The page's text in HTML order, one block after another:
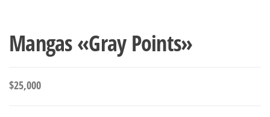
Mangas «Gray Points»
$25,000